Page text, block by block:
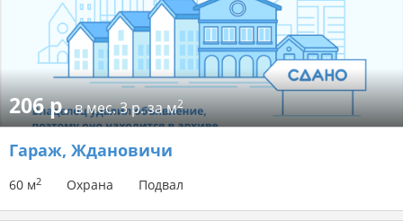
206 р.в мес.3 р. за м2
Гараж, Ждановичи
60 м2 Охрана Подвал